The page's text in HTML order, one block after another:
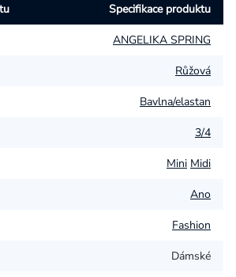
Specifikace produktu
ANGELIKA SPRING
Růžová
Bavlna/elastan
3/4
Mini Midi
Ano
Fashion
Dámské